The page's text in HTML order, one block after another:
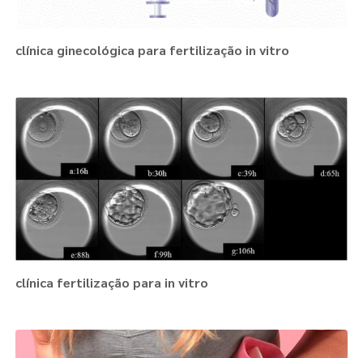
clínica ginecológica para fertilização in vitro
clínica fertilização para in vitro